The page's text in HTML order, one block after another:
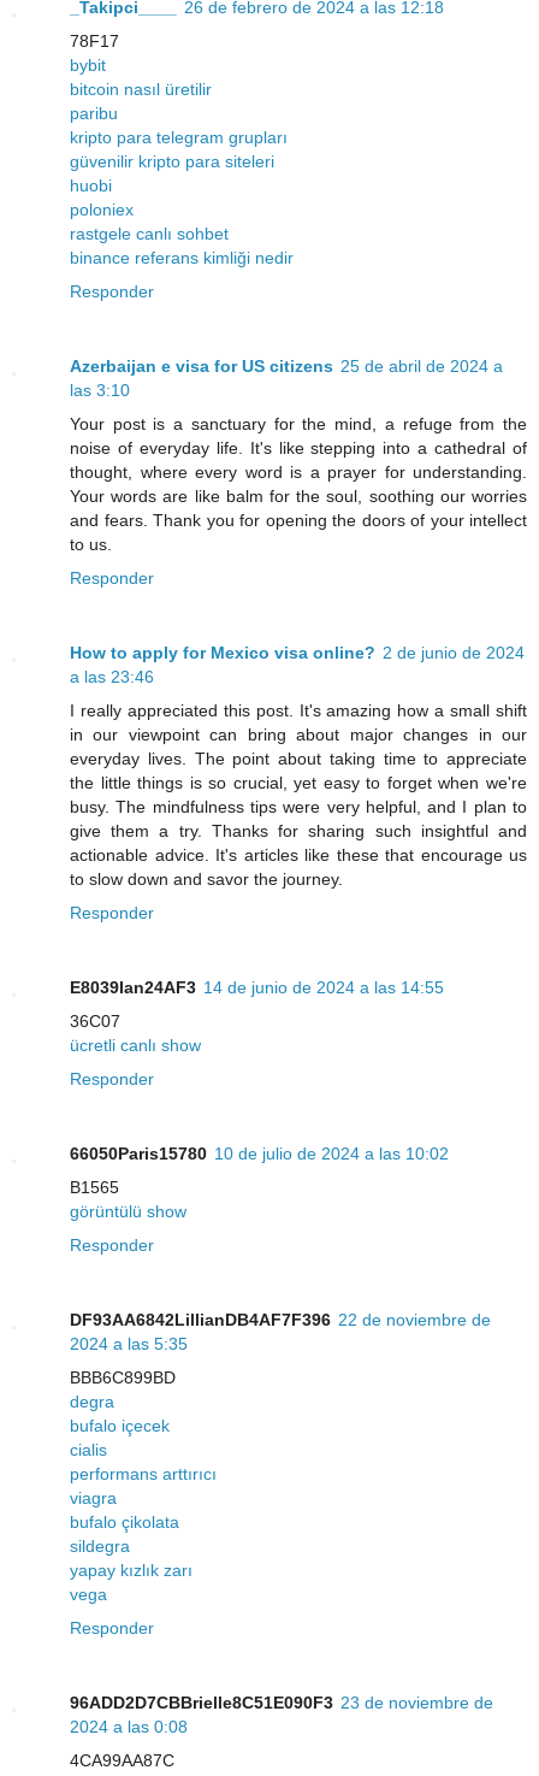
_Takipci____
26 de febrero de 2024 a las 12:18
78F17
bybit
bitcoin nasıl üretilir
paribu
kripto para telegram grupları
güvenilir kripto para siteleri
huobi
poloniex
rastgele canlı sohbet
binance referans kimliği nedir
Responder
Azerbaijan e visa for US citizens 25 de abril de 2024 a
las 3:10
Your post is a sanctuary for the mind, a refuge from the
noise of everyday life. It's like stepping into a cathedral of
thought, where every word is a prayer for understanding.
Your words are like balm for the soul, soothing our worries
and fears. Thank you for opening the doors of your intellect
to us.
Responder
How to apply for Mexico visa online? 2 de junio de 2024
a las 23:46
I really appreciated this post. It's amazing how a small shift
in our viewpoint can bring about major changes in our
everyday lives. The point about taking time to appreciate
the little things is so crucial, yet easy to forget when we're
busy. The mindfulness tips were very helpful, and I plan to
give them a try. Thanks for sharing such insightful and
actionable advice. It's articles like these that encourage us
to slow down and savor the journey.
Responder
E8039Ian24AF3 14 de junio de 2024 a las 14:55
36C07
ücretli canlı show
Responder
66050Paris15780 10 de julio de 2024 a las 10:02
B1565
görüntülü show
Responder
DF93AA6842LillianDB4AF7F396 22 de noviembre de
2024 a las 5:35
BBB6C899BD
degra
bufalo içecek
cialis
performans arttırıcı
viagra
bufalo çikolata
sildegra
yapay kızlık zarı
vega
Responder
96ADD2D7CBBrielle8C51E090F3 23 de noviembre de
2024 a las 0:08
4CA99AA87C